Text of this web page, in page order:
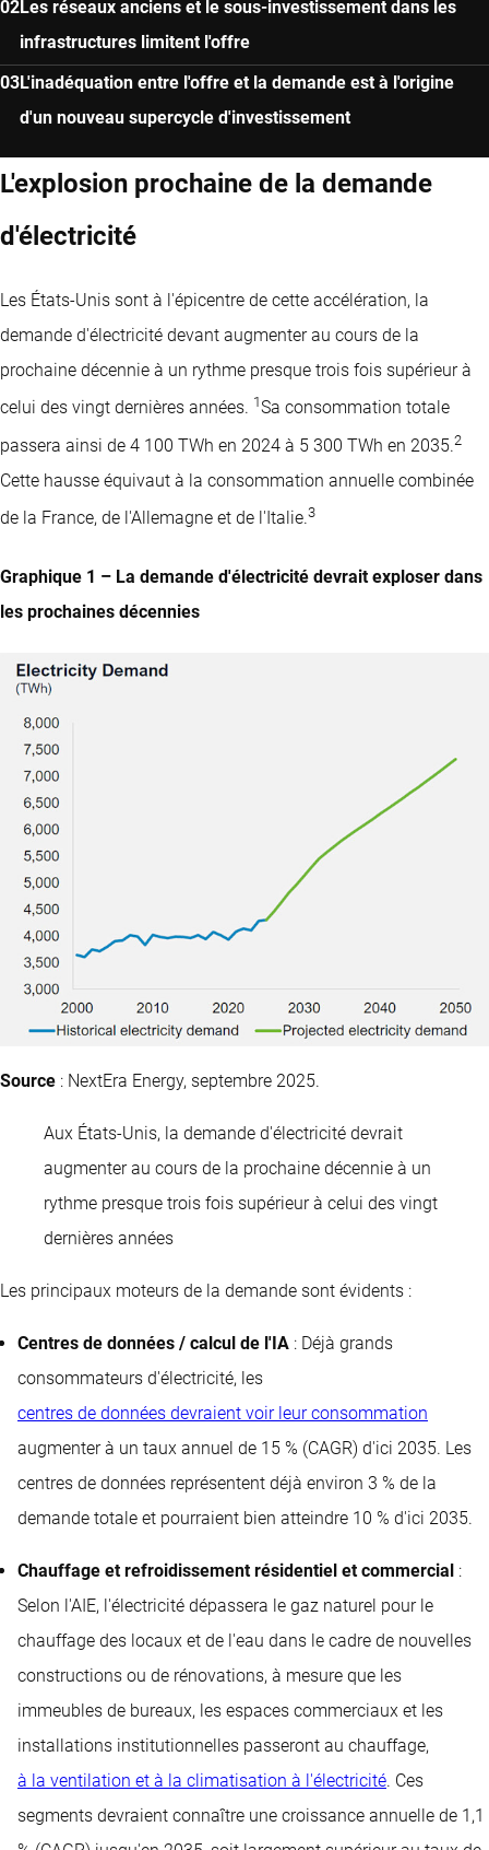
Les réseaux anciens et le sous-investissement dans les
infrastructures limitent l'offre
L'inadéquation entre l'offre et la demande est à l'origine
d'un nouveau supercycle d'investissement
L'explosion prochaine de la demande
d'électricité
Les États-Unis sont à l'épicentre de cette accélération, la
demande d'électricité devant augmenter au cours de la
prochaine décennie à un rythme presque trois fois supérieur à
celui des vingt dernières années. 1Sa consommation totale
passera ainsi de 4 100 TWh en 2024 à 5 300 TWh en 2035.2
Cette hausse équivaut à la consommation annuelle combinée
de la France, de l'Allemagne et de l'Italie.3
Graphique 1 – La demande d'électricité devrait exploser dans
les prochaines décennies
Source : NextEra Energy, septembre 2025.
Aux États-Unis, la demande d'électricité devrait
augmenter au cours de la prochaine décennie à un
rythme presque trois fois supérieur à celui des vingt
dernières années
Les principaux moteurs de la demande sont évidents :
Centres de données / calcul de l'IA : Déjà grands
consommateurs d'électricité, les
centres de données devraient voir leur consommation
augmenter à un taux annuel de 15 % (CAGR) d'ici 2035. Les
centres de données représentent déjà environ 3 % de la
demande totale et pourraient bien atteindre 10 % d'ici 2035.
Chauffage et refroidissement résidentiel et commercial :
Selon l'AIE, l'électricité dépassera le gaz naturel pour le
chauffage des locaux et de l'eau dans le cadre de nouvelles
constructions ou de rénovations, à mesure que les
immeubles de bureaux, les espaces commerciaux et les
installations institutionnelles passeront au chauffage,
à la ventilation et à la climatisation à l'électricité. Ces
segments devraient connaître une croissance annuelle de 1,1